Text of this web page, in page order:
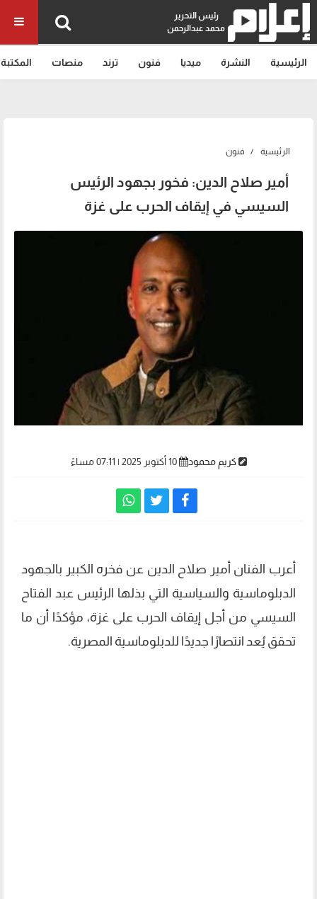
رئيس التحرير
محمد عبدالرحمن
الرئيسية النشرة ميديا فنون ترند منصات المكتبة
الرئيسية فنون
أمير صلاح الدين: فخور بجهود الرئيس
السيسي في إيقاف الحرب على غزة
كريم محمود 10 أكتوبر 2025 | 07:11 مساءً
أعرب الفنان أمير صلاح الدين عن فخره الكبير بالجهود
الدبلوماسية والسياسية التي بذلها الرئيس عبد الفتاح
السيسي من أجل إيقاف الحرب على غزة، مؤكدًا أن ما
تحقق يُعد انتصارًا جديدًا للدبلوماسية المصرية.